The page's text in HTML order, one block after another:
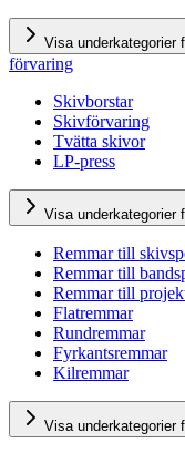
Visa underkategorier
förvaring
Skivborstar
Skivförvaring
Tvätta skivor
LP-press
Visa underkategorier
Remmar till
Remmar till
Remmar till
Flatremmar
Rundremmar
Fyrkantsremmar
Kilremmar
Visa underkategorier